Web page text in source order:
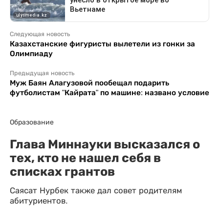
Следующая новость
Казахстанские фигуристы вылетели из гонки за
Олимпиаду
Предыдущая новость
Муж Баян Алагузовой пообещал подарить
футболистам "Кайрата" по машине: названо условие
Образование
Глава Миннауки высказался о
тех, кто не нашел себя в
списках грантов
Саясат Нурбек также дал совет родителям
абитуриентов.